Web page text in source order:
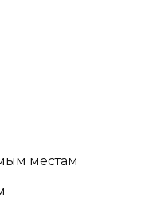
местам